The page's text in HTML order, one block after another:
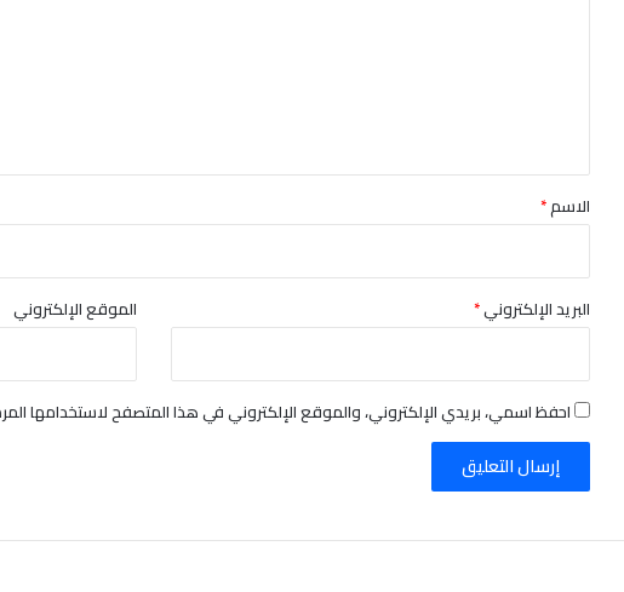
*الاسم*
البريد الإلكتروني* الموقع الإلكتروني
احفظ اسمي، بريدي الإلكتروني، والموقع الإلكتروني في هذا المتصفح لاستخدامها